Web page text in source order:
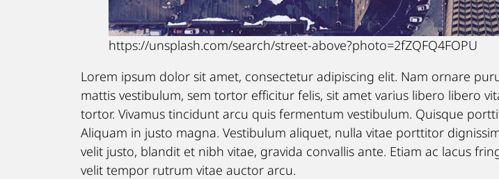
https://unsplash.com/search/street-above?photo=2fZQFQ4FOPU
Lorem ipsum dolor sit amet, consectetur adipiscing elit. Nam ornare
mattis vestibulum, sem tortor efficitur felis, sit amet varius libero libero
tortor. Vivamus tincidunt arcu quis fermentum vestibulum. Quisque
Aliquam in justo magna. Vestibulum aliquet, nulla vitae porttitor
velit justo, blandit et nibh vitae, gravida convallis ante. Etiam ac lacus
velit tempor rutrum vitae auctor arcu.